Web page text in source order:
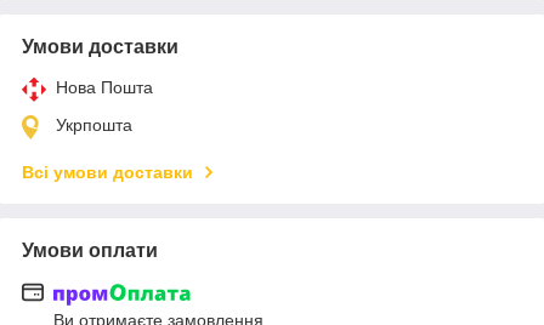
Умови доставки
Нова Пошта
Укрпошта
Всі умови доставки
Умови оплати
Ви отримаєте замовлення